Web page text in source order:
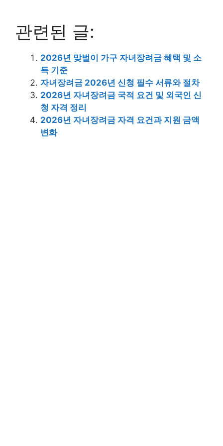
관련된 글:
2026년 맞벌이 가구 자녀장려금 혜택 및 소
득 기준
자녀장려금 2026년 신청 필수 서류와 절차
2026년 자녀장려금 국적 요건 및 외국인 신
청 자격 정리
2026년 자녀장려금 자격 요건과 지원 금액
변화